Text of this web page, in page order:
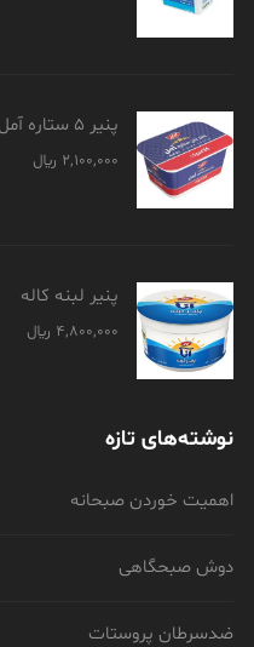
پنیر 5 ستاره آمل کاله
2,100,000 ﷼
پنیر لبنه کاله
4,800,000 ﷼
نوشته‌های تازه
اهمیت خوردن صبحانه
دوش صبحگاهی
ضدسرطان پروستات